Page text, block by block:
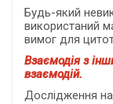
Будь-який
використаний
вимог для
Взаємодія з
взаємодій.
Дослідження